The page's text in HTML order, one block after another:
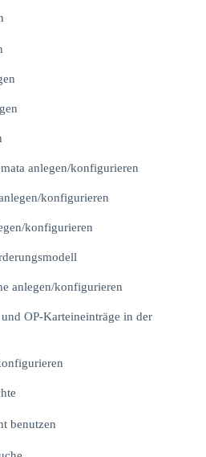
anlegen/konfigurieren
konfigurieren
konfigurieren
anlegen/konfigurieren
OP-Karteineinträge in der
benutzen